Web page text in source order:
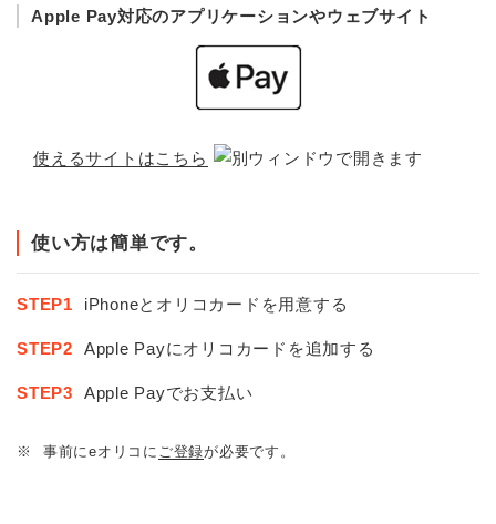
Apple Pay対応のアプリケーションやウェブサイト
使えるサイトはこちら
使い方は簡単です。
STEP1 iPhoneとオリコカードを用意する
STEP2 Apple Payにオリコカードを追加する
STEP3 Apple Payでお支払い
※ 事前にeオリコに ご登録が必要です。